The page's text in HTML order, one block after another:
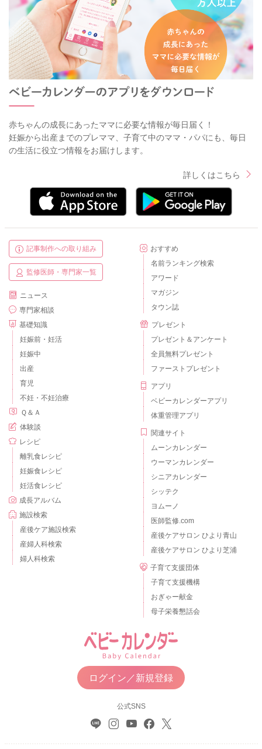
赤ちゃんの成長にあったママに必要な情報が毎日届く！
妊娠から出産までのプレママ、子育て中のママ・パパにも、毎日
の生活に役立つ情報をお届けします。
詳しくはこちら
記事制作への取り組み
監修医師・専門家一覧
ニュース
専門家相談
基礎知識
妊娠前・妊活
妊娠中
出産
育児
不妊・不妊治療
Ｑ＆Ａ
体験談
レシピ
離乳食レシピ
妊娠食レシピ
妊活食レシピ
成長アルバム
施設検索
産後ケア施設検索
産婦人科検索
婦人科検索
おすすめ
名前ランキング検索
アワード
マガジン
タウン誌
プレゼント
プレゼント＆アンケート
全員無料プレゼント
ファーストプレゼント
アプリ
ベビーカレンダーアプリ
体重管理アプリ
関連サイト
ムーンカレンダー
ウーマンカレンダー
シニアカレンダー
シッテク
ヨムーノ
医師監修.com
産後ケアサロン ひより青山
産後ケアサロン ひより芝浦
子育て支援団体
子育て支援機構
おぎゃー献金
母子栄養懇話会
ログイン／新規登録
公式SNS